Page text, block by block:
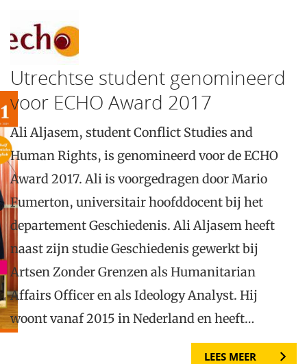
Utrechtse student genomineerd
voor ECHO Award 2017
Ali Aljasem, student Conflict Studies and
Human Rights, is genomineerd voor de ECHO
Award 2017. Ali is voorgedragen door Mario
Fumerton, universitair hoofddocent bij het
departement Geschiedenis. Ali Aljasem heeft
naast zijn studie Geschiedenis gewerkt bij
Artsen Zonder Grenzen als Humanitarian
Affairs Officer en als Ideology Analyst. Hij
woont vanaf 2015 in Nederland en heeft…
LEES MEER